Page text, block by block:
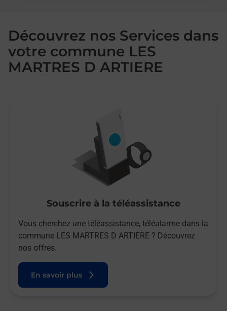
Découvrez nos Services dans
votre commune LES
MARTRES D ARTIERE
Souscrire à la téléassistance
Vous cherchez une téléassistance, téléalarme dans la
commune LES MARTRES D ARTIERE ? Découvrez
nos offres.
En savoir plus